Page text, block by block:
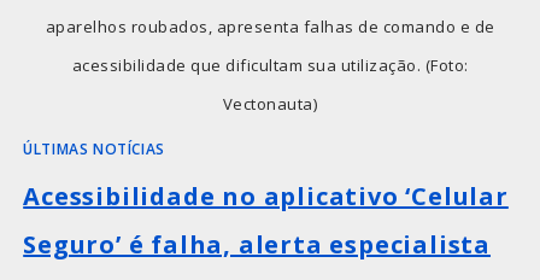
aparelhos roubados, apresenta falhas de comando e de
acessibilidade que dificultam sua utilização. (Foto:
Vectonauta)
ÚLTIMAS NOTÍCIAS
Acessibilidade no aplicativo ‘Celular
Seguro’ é falha, alerta especialista